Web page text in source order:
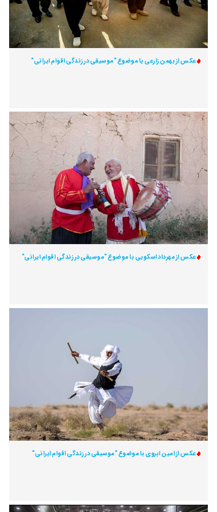
عکس از بهمن زارعی با موضوع "موسیقی در زندگی اقوام ایرانی"
عکس از مهرداد اسکویی با موضوع "موسیقی در زندگی اقوام ایرانی"
عکس از امین ابروی با موضوع "موسیقی در زندگی اقوام ایرانی"